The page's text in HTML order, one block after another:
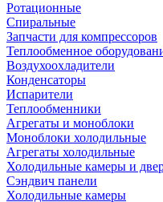
Ротационные
Спиральные
Запчасти для компрессоров
Теплообменное
Воздухоохладители
Конденсаторы
Испарители
Теплообменники
Агрегаты и моноблоки
Моноблоки холодильные
Агрегаты холодильные
Холодильные камеры и
Сэндвич панели
Холодильные камеры